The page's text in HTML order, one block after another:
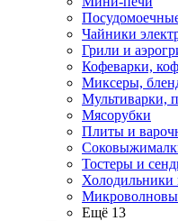
Чайники
Грили и
Кофеварки,
Миксеры,
Мультиварки,
Мясорубки
Плиты и
Тостеры и
Холодильники
Ещё 13